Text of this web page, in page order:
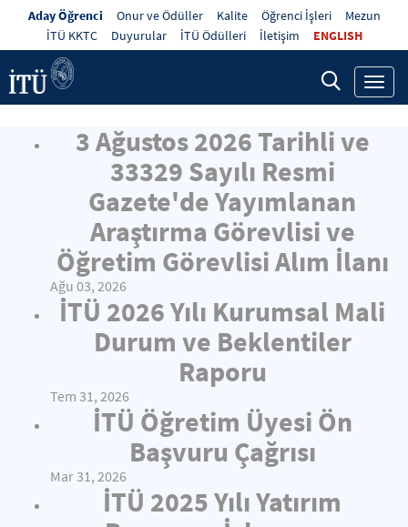
Aday Öğrenci Onur ve Ödüller Kalite Öğrenci İşleri
Mezun
İTÜ KKTC
Duyurular İTÜ Ödülleri İletişim ENGLISH
3 Ağustos 2026 Tarihli ve
33329 Sayılı Resmi
Gazete'de Yayımlanan
Araştırma Görevlisi ve
Öğretim Görevlisi Alım İlanı
Ağu 03, 2026
İTÜ 2026 Yılı Kurumsal Mali
Durum ve Beklentiler
Raporu
Tem 31, 2026
İTÜ Öğretim Üyesi Ön
Başvuru Çağrısı
Mar 31, 2026
İTÜ 2025 Yılı Yatırım